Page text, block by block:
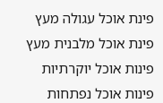
פינת אוכל עגולה מעץ
פינת אוכל מלבנית מעץ
פינות אוכל יוקרתיות
פינות אוכל נפתחות